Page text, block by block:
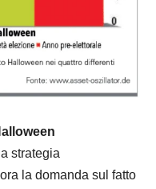
strategia
la domanda sul fatto